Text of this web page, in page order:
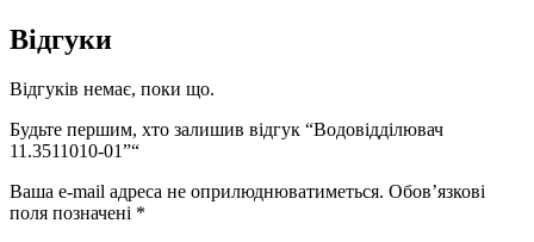
Відгуки
Відгуків немає, поки що.
Будьте першим, хто залишив відгук “Водовідділювач
11.3511010-01”“
Ваша e-mail адреса не оприлюднюватиметься. Обов’язкові
поля позначені *